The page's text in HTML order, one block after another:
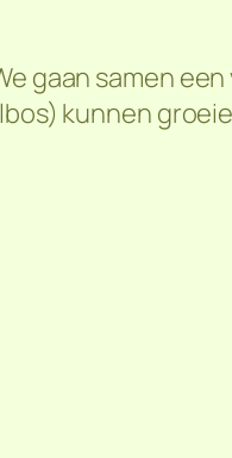
gaan samen
kunnen